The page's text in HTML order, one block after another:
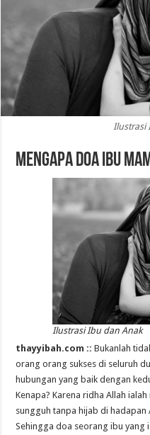
Ilustrasi
Mengapa Doa Ibu
Ilustrasi Ibu dan Anak
thayyibah.com ::Bukanlah
orang orang sukses di seluruh
hubungan yang baik dengan
Kenapa? Karena ridha Allah
sungguh tanpa hijab di
Sehingga doa seorang ibu yang